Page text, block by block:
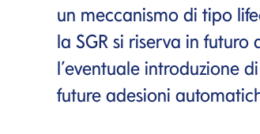
un meccanismo di tipo
la SGR si riserva in
l’eventuale introduzione
future adesioni